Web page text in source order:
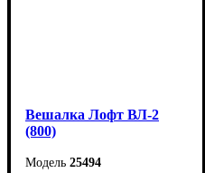
Вешалка Лофт ВЛ-2
(800)
25494